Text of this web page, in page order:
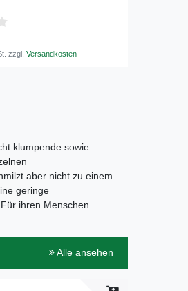
zzgl.Versandkosten
klumpende sowie
aber nicht zu einem
geringe
ihren Menschen
Alle ansehen